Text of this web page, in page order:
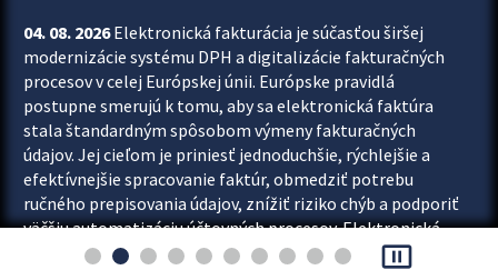
04. 08. 2026Elektronická fakturácia je súčasťou širšej
modernizácie systému DPH a digitalizácie fakturačných
procesov v celej Európskej únii. Európske pravidlá
postupne smerujú k tomu, aby sa elektronická faktúra
stala štandardným spôsobom výmeny fakturačných
údajov. Jej cieľom je priniesť jednoduchšie, rýchlejšie a
efektívnejšie spracovanie faktúr, obmedziť potrebu
ručného prepisovania údajov, znížiť riziko chýb a podporiť
väčšiu automatizáciu účtovných procesov. Elektronická
fakturácia preto nepredstavuje...
pause_presentation